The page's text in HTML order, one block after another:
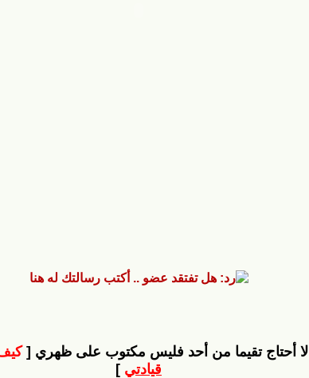
لا أحتاج تقيما من أحد فليس مكتوب على ظهري [
قيادتي ]